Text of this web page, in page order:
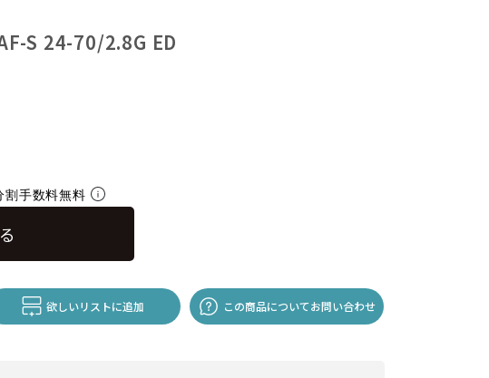
S 24-70/2.8G ED
割手数料無料
欲しいリストに追加 この商品についてお問い合わせ